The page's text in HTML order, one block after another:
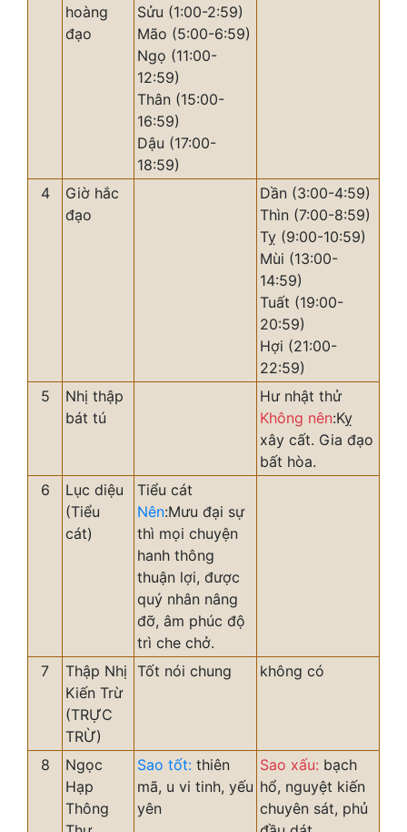
hoàng
đạo
Sửu (1:00-2:59)
Mão (5:00-6:59)
Ngọ (11:00-
12:59)
Thân (15:00-
16:59)
Dậu (17:00-
18:59)
4
Giờ hắc
đạo
Dần (3:00-4:59)
Thìn (7:00-8:59)
Tỵ (9:00-10:59)
Mùi (13:00-
14:59)
Tuất (19:00-
20:59)
Hợi (21:00-
22:59)
5
Nhị thập
bát tú
Hư nhật thử
Không nên:Kỵ
xây cất. Gia đạo
bất hòa.
6
Lục diệu
(Tiểu
cát)
Tiểu cát
Nên:Mưu đại sự
thì mọi chuyện
hanh thông
thuận lợi, được
quý nhân nâng
đỡ, âm phúc độ
trì che chở.
7
Thập Nhị
Kiến Trừ
(TRỰC
TRỪ)
Tốt nói chung không có
8
Ngọc
Hạp
Thông
Sao tốt: thiên
mã, u vi tinh, yếu
yên
Sao xấu: bạch
hổ, nguyệt kiến
chuyên sát, phủ